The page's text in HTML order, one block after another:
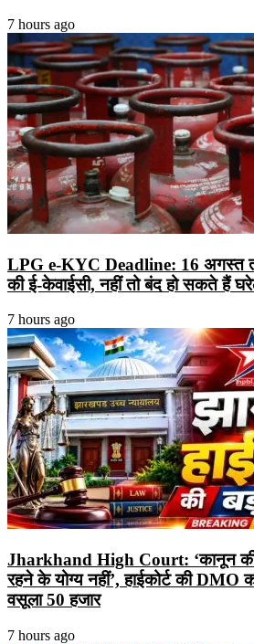
7 hours ago
LPG e-KYC Deadline: 16 अगस्त
की ई-केवाईसी, नहीं तो बंद हो सकते हैं
7 hours ago
Jharkhand High Court: ‘कानून की
रहने के योग्य नहीं’, हाईकोर्ट की
वसूला 50 हजार
7 hours ago